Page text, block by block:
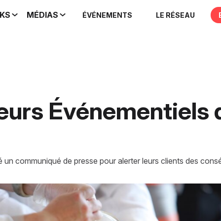
MÉDIAS ÉVÉNEMENTS LE RÉSEAU
Événementiels
communiqué de presse pour alerter leurs clients des